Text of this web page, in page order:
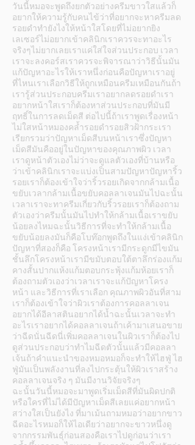
วันนี้หมอจะพูดถึงยกตัวอย่างครีมขาวใสแล้วก็
อยากให้ความรู้กับคนไข้ว่าที่อยากจะหาครีมลด
รอยดำทำยังไงให้หน้าใสโดยที่ไม่อยากยิง
เลเซอร์ไม่อยากเข้าคลินิกเราควรจะทาอะไร
จริงๆไม่ยากเลยเราแค่ใส่ใจส่วนประกอบ เวลา
เราจะลงคอร์สเราควรจะพิจารณาว่าวิธีนั้นมัน
แก้ปัญหาอะไรให้เราหนึ่งก่อนคือปัญหาเราอยู่
ที่ไหนเราเลือกวิธีให้ถูกเหมือนครีมเหมือนกันถ้า
เรารู้ส่วนประกอบครีมเราอยากลดรอยดำเรา
อยากหน้าใสเราก็ต้องหาส่วนประกอบที่มันมี
ฤทธิ์ในการลดเม็ดสี ต่อไปนี้ถ้าเราพูดเรื่องหน้า
ไม่ใสหน้าหมองคล้ำรอยดำรอยสิวฝ้ากระเรา
เรียกรวมว่าปัญหาเม็ดสีบนหน้าเราซึ่งปัญหา
เม็ดสีมันคืออยู่ในปัญหาของคุณภาพผิว เวลา
เราดูหน้าตัวเองไม่ว่าจะดูแลตัวเองที่บ้านหรือ
ว่าเข้าคลินิกเราจะแบ่งเป็นสามปัญหาปัญหาริ้ว
รอยเราก็ต้องเข้าใจว่าริ้วรอยเกิดจากกล้ามเนื้อ
ขยับเวลากล้ามเนื้อขยับคอลลาเจนมันไปฉะนั้น
เวลาเราจะทาครีมเกี่ยวกับริ้วรอยเราก็ต้องถาม
ตัวเองว่าครีมนั้นมันไปทำให้กล้ามเนื้อเราขยับ
น้อยลงไหมฉะนั้นวิธีการที่จะทำให้กล้ามเนื้อ
ขยับน้อยลงมันก็คือโบท๊อกพูดถึงในแง่เข้าคลินิก
ปัญหาที่สองก็คือ โครงหน้าเรามีกระดูกมีไขมัน
ชั้นลึกโครงหน้าเรามีขมับตอบใต้ตาลึกร่องแก้ม
คางสั้นปากแห้งแก้มตอบกระพุ้งแก้มห้อยเราก็
ต้องถามตัวเองว่าเวลาเราจะแก้ปัญหาโครง
หน้า และวิธีการที่เราเลือก คุณภาพผิวอันที่สาม
เราก็ต้องเข้าใจว่าผิวเราต้องการคอลลาเจน
อยากได้อีลาสตินอยากได้น้ำฉะนั้นเวลาจะทำ
อะไรเราอยากได้คอลลาเจนถ้าเค้ามาเสนอขาย
ว่าฉีดนั่นฉีดนี่เพิ่มคอลลาเจนในผิวเราก็ต้องไป
ดูส่วนประกอบว่าทำไมฉีดตัวนั้นแล้วมีคอลลา
เจ้นถ้าคำแนะนำของหมอหมอก็จะทำให้ไฮฟู่ ไฮ
ฟู่มันเป็นพลังงานที่ลงไปกระตุ้นให้ผิวเราสร้าง
คอลลาเจนจริง ๆ มันมีงานวิจัยจริงๆ
ฉะนั้นวันนี้หมอจะมาพูดเริ่มเม็ดสีที่มันผิดปกติ
หรือใครที่ไม่ได้มีปัญหาเม็ดสีเลยแค่อยากหน้า
สว่างใสเป็นยังไง ที่มาเม้นถามหมอว่าอยากขาว
ฉีดอะไรหมอก็ให้ไอเดียว่าอยากจะขาวหนึ่งดู
จากกรรมพันธุ์ก่อนสองคือเราไปดูก่อนว่าเรา